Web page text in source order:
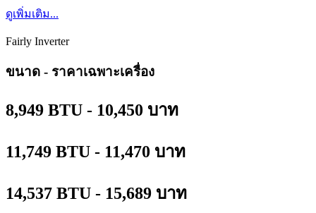
ดูเพิ่มเติม...
Fairly Inverter
ขนาด - ราคาเฉพาะเครื่อง
8,949 BTU - 10,450 บาท
11,749 BTU - 11,470 บาท
14,537 BTU - 15,689 บาท